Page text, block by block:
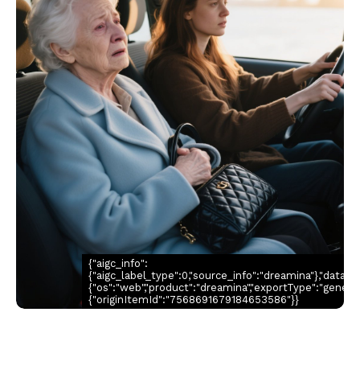
{"aigc_info":
{"aigc_label_type":0,"source_info":"dreamina"},"data":
{"originItemId":"7568691679184653586"}}